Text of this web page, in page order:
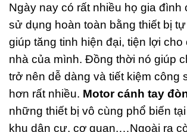
Ngày nay có rất nhiều họ gia đình
sử dụng hoàn toàn bằng thiết bị
giúp tăng tinh hiện đại, tiện lợi cho
nhà của mình. Đồng thời nó giúp
trở nên dễ dàng và tiết kiệm công
hơn rất nhiều. Motor cánh tay
những thiết bị vô cùng phổ biến
khu dân cư, cơ quan,…Ngoài ra
Rác
hiện
Bảy